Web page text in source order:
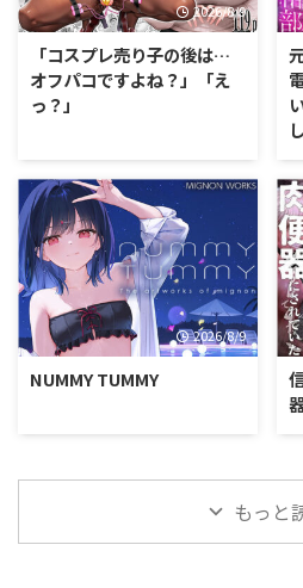
2026/8/9
「コスプレ売り子の後は…
オフパコですよね？」「え
っ？」
2026/8/9
NUMMY TUMMY
もっと